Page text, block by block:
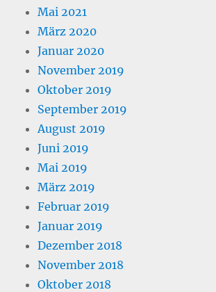
Mai 2021
März 2020
Januar 2020
November 2019
Oktober 2019
September 2019
August 2019
Juni 2019
Mai 2019
März 2019
Februar 2019
Januar 2019
Dezember 2018
November 2018
Oktober 2018